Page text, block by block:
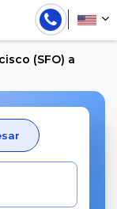
(SFO) a